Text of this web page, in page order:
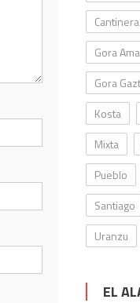
Gora Ama
Gora
Kosta
Mixta
Pueblo
Santiago
Uranzu
EL